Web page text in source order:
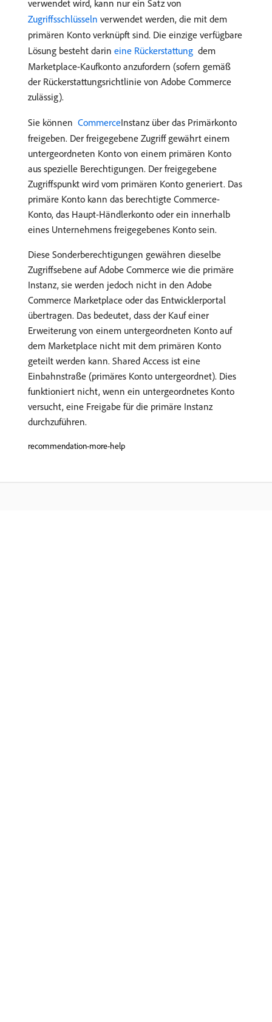
verwendet wird, kann nur ein Satz von
Zugriffsschlüsseln verwendet werden, die mit dem
primären Konto verknüpft sind. Die einzige verfügbare
Lösung besteht darin ​ eine Rückerstattung ​ dem
Marketplace-Kaufkonto anzufordern (sofern gemäß
der Rückerstattungsrichtlinie von Adobe Commerce
zulässig).
Sie können ​ CommerceInstanz über das Primärkonto
freigeben. Der freigegebene Zugriff gewährt einem
untergeordneten Konto von einem primären Konto
aus spezielle Berechtigungen. Der freigegebene
Zugriffspunkt wird vom primären Konto generiert. Das
primäre Konto kann das berechtigte Commerce-
Konto, das Haupt-Händlerkonto oder ein innerhalb
eines Unternehmens freigegebenes Konto sein.
Diese Sonderberechtigungen gewähren dieselbe
Zugriffsebene auf Adobe Commerce wie die primäre
Instanz, sie werden jedoch nicht in den Adobe
Commerce Marketplace oder das Entwicklerportal
übertragen. Das bedeutet, dass der Kauf einer
Erweiterung von einem untergeordneten Konto auf
dem Marketplace nicht mit dem primären Konto
geteilt werden kann. Shared Access ist eine
Einbahnstraße (primäres Konto untergeordnet). Dies
funktioniert nicht, wenn ein untergeordnetes Konto
versucht, eine Freigabe für die primäre Instanz
durchzuführen.
recommendation-more-help